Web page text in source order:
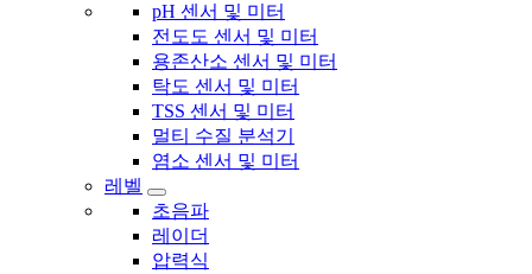
pH 센서 및 미터
전도도 센서 및 미터
용존산소 센서 및 미터
탁도 센서 및 미터
TSS 센서 및 미터
멀티 수질 분석기
염소 센서 및 미터
레벨
초음파
레이더
압력식